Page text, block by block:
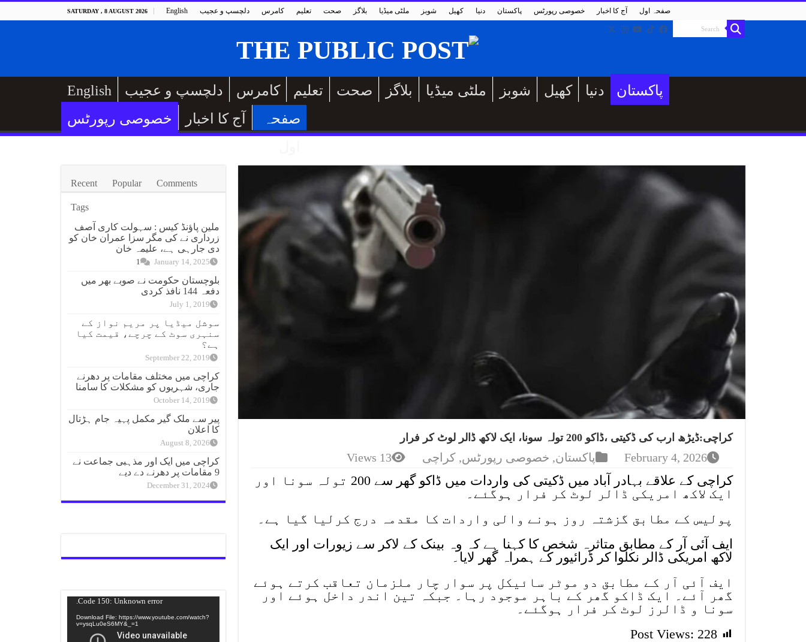
SATURDAY , 8 AUGUST 2026 English دلچسپ و عجیب کامرس تعلیم صحت بلاگز ملٹی میڈیا شوبز کھیل دنیا پاکستان خصوصی رپورٹس آج کا اخبار صفحہ اول
English دلچسپ و عجیب کامرس تعلیم صحت بلاگز ملٹی میڈیا شوبز کھیل دنیا
پاکستان
خصوصی رپورٹس
آج کا اخبار
صفحہ
کراچی:ڈیڑھ ارب کی ڈکیتی ،ڈاکو 200 تولہ سونا، ایک لاکھ ڈالر لوٹ کر فرار
February 4, 2026 پاکستان, خصوصی رپورٹس, کراچی 13 Views
کراچی کے علاقے بہادر آباد میں ڈکیتی کی واردات میں ڈاکو گھر سے 200 تولہ سونا اور
ایک لاکھ امریکی ڈالر لوٹ کر فرار ہوگئے۔
پولیس کے مطابق گزشتہ روز ہونے والی واردات کا مقدمہ درج کرلیا گیا ہے۔
ایف آئی آر کے مطابق متاثرہ شخص کا کہنا ہے کہ وہ بینک کے لاکر سے زیورات اور ایک
لاکھ امریکی ڈالر نکلوا کر ڈرائیور کے ہمراہ گھر لایا۔
ایف آئی آر کے مطابق دو موٹر سائیکل پر سوار چار ملزمان تعاقب کرتے ہوئے
گھر آئے۔ ایک ڈاکو گھر کے باہر موجود رہا۔ جبکہ تین اندر داخل ہوئے اور
سونا و ڈالرز لوٹ کر فرار ہوگئے۔
Post Views: 228
Recent Popular Comments
Tags
ملین پاؤنڈ کیس : سہولت کاری آصف
زرداری نے کی مگر سزا عمران خان کو
دی جارہی ہے، علیمہ خان
January 14, 2025
1
بلوچستان حکومت نے صوبے بھر میں
دفعہ 144 نافذ کردی
July 1, 2019
سوشل میڈیا پر مریم نواز کے
سنہری سوٹ کے چرچے، قیمت کیا
ہے؟
September 22, 2019
کراچی میں مختلف مقامات پر دھرنے
جاری، شہریوں کو مشکلات کا سامنا
October 14, 2019
پیر سے ملک گیر مکمل پہیہ جام ہڑتال
کا اعلان
August 8, 2026
کراچی میں ایک اور مذہبی جماعت نے
9 مقامات پر دھرنے دے دیے
December 31, 2024
Code 150: Unknown error.
Download File: https://www.youtube.com/watch?
v=ysqLu0eS6MY&_=1